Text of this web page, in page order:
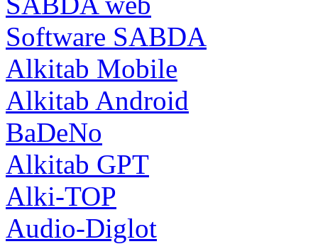
Software SABDA
Alkitab Mobile
Alkitab Android
BaDeNo
Alkitab GPT
Alki-TOP
Audio-Diglot